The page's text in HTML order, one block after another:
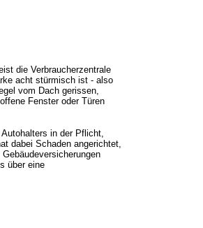
die Verbraucherzentrale
acht stürmisch ist - also
vom Dach gerissen,
Fenster oder Türen
in der Pflicht,
dabei Schaden angerichtet,
über eine